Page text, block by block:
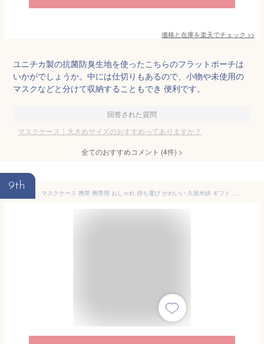
価格と在庫を楽天でチェック >>
ユニチカ製の抗菌防臭生地を使ったこちらのフラットポーチは
いかがでしょうか。中には仕切りもあるので、小物や未使用の
マスクなどと分けて収納することもでき 便利です。
回答された質問
マスクケース｜大きめサイズのおすすめってありますか？
全てのおすすめコメント (4件) >
9th
マスクケース 携帯 携帯用 おしゃれ 持ち運び かわいい 久留米絣 ギフト 大きめ マスクホルダー 洗える 洗濯可 持ち歩き マスク入れ 折りたたみ 一時保管 日本製 二つ折り 食事 可愛い 子供 学校 会社 レディース メンズ フック 大きい SS S20